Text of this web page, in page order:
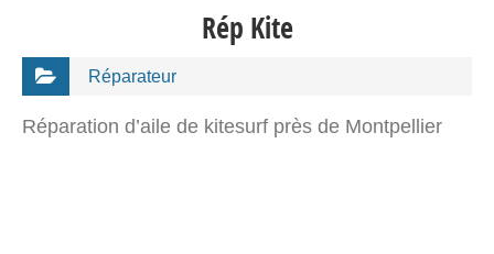
Rép Kite
Réparateur
Réparation d’aile de kitesurf près de Montpellier